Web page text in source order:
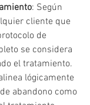
: Según
cliente que
de
se considera
el tratamiento.
lógicamente
abandono como